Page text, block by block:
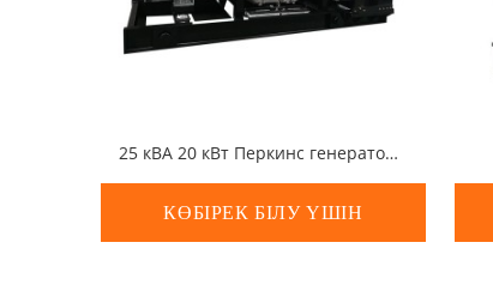
25 кВА 20 кВт Перкинс генераторы
КӨБІРЕК БІЛУ ҮШІН